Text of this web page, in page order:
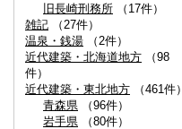
旧長崎刑務所 （17件）
雑記 （27件）
温泉・銭湯 （2件）
近代建築・北海道地方 （98
件）
近代建築・東北地方 （461件）
青森県 （96件）
岩手県 （80件）